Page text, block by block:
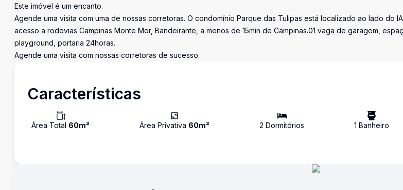
Este imóvel é um encanto.
Agende uma visita com uma de nossas corretoras. O condomínio Parque das Tulipas está localizado ao lado do
acesso a rodovias Campinas Monte Mor, Bandeirante, a menos de 15min de Campinas.01 vaga de garagem,
playground, portaria 24horas.
Agende uma visita com nossas corretoras de sucesso.
Características
Área Total 60m² Área Privativa 60m² 2 Dormitórios 1 Banheiro